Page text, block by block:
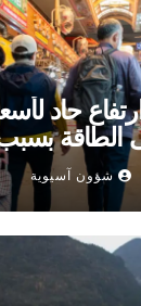
حاد
شؤون آسيوية